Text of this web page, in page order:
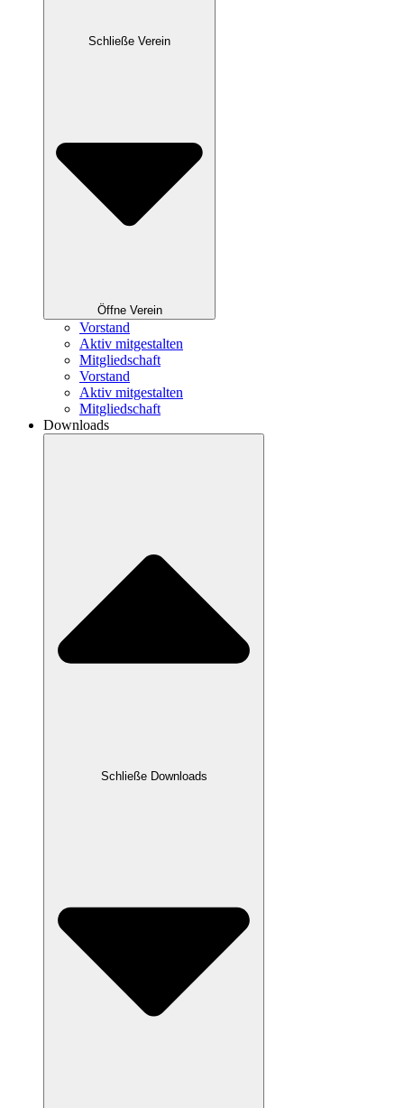
Schließe Verein
Öffne Verein
Vorstand
Aktiv mitgestalten
Mitgliedschaft
Vorstand
Aktiv mitgestalten
Mitgliedschaft
Downloads
Schließe Downloads